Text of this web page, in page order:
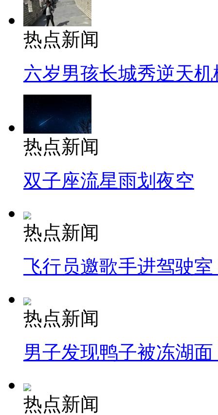
热点新闻
六岁男孩长城秀逆天机
热点新闻
双子座流星雨划夜空
热点新闻
飞行员邀歌手进驾驶
热点新闻
男子发现鸭子被冻湖
热点新闻